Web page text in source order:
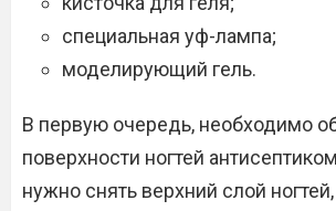
специальная уф-лампа;
моделирующий гель.
В первую очередь, необходимо
поверхности ногтей
нужно снять верхний слой